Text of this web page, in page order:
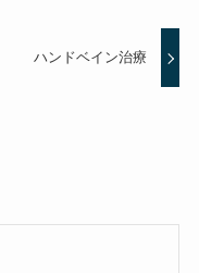
ハンドベイン治療